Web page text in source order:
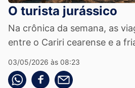
O turista jurássico
Na crônica da semana, as
entre o Cariri cearense e a
03/05/2026 às 08:23
Compartilhe pelo whatsapp
Compartilhar no facebook
Compartilhe pelo email